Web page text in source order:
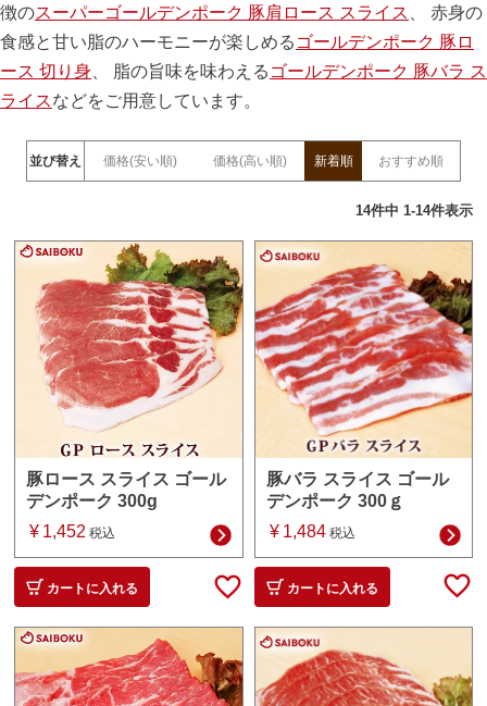
徴のスーパーゴールデンポーク 豚肩ロース スライス
、 赤身の
食感と甘い脂のハーモニーが楽しめる ゴールデンポーク 豚ロ
ース 切り身 、 脂の旨味を味わえる ゴールデンポーク 豚バラ ス
ライスなどをご用意しています。
並び替え 価格(安い順) 価格(高い順) 新着順 おすすめ順
14件中 1-14件表示
豚ロース スライス ゴール
デンポーク 300g
¥ 1,452 税込
カートに入れる
豚バラ スライス ゴール
デンポーク 300ｇ
¥ 1,484 税込
カートに入れる